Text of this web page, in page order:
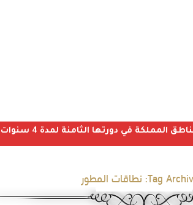
في دورتها الثامنة لمدة 4 سنوات
Tag نطاقات المطور